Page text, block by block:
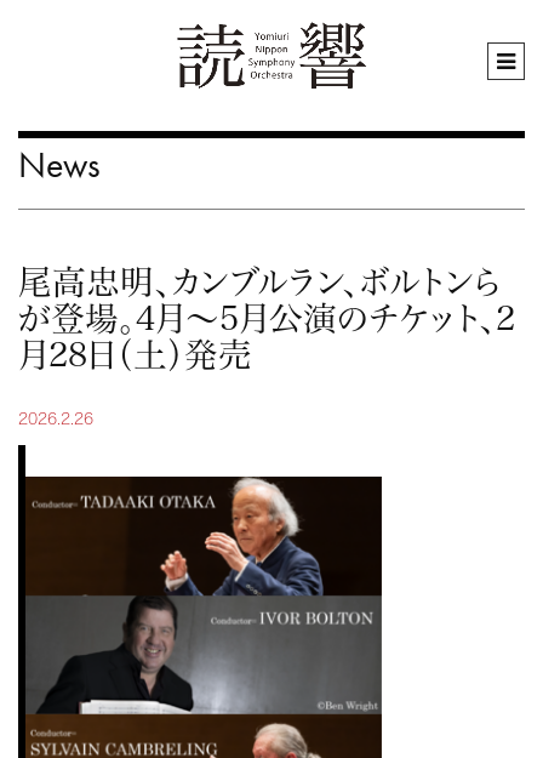
News
尾高忠明、カンブルラン、ボルトンら
が登場。4月～5月公演のチケット、2
月28日（土）発売
2026.2.26